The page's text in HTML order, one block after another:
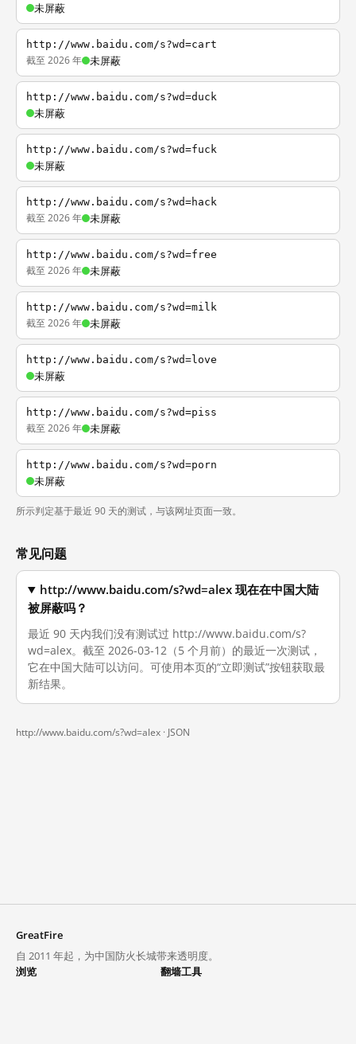
未屏蔽
http://www.baidu.com/s?wd=cart
截至 2026 年 未屏蔽
http://www.baidu.com/s?wd=duck
未屏蔽
http://www.baidu.com/s?wd=fuck
未屏蔽
http://www.baidu.com/s?wd=hack
截至 2026 年 未屏蔽
http://www.baidu.com/s?wd=free
截至 2026 年 未屏蔽
http://www.baidu.com/s?wd=milk
截至 2026 年 未屏蔽
http://www.baidu.com/s?wd=love
未屏蔽
http://www.baidu.com/s?wd=piss
截至 2026 年 未屏蔽
http://www.baidu.com/s?wd=porn
未屏蔽
所示判定基于最近 90 天的测试，与该网址页面一致。
常见问题
http://www.baidu.com/s?wd=alex 现在在中国大陆
被屏蔽吗？
最近 90 天内我们没有测试过 http://www.baidu.com/s?
wd=alex。截至 2026-03-12（5 个月前）的最近一次测试，
它在中国大陆可以访问。可使用本页的“立即测试”按钮获取最
新结果。
http://www.baidu.com/s?wd=alex · JSON
GreatFire
自 2011 年起，为中国防火长城带来透明度。
浏览
翻墙工具